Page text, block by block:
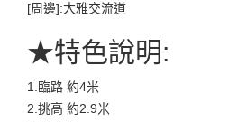
[周邊]:大雅交流道
★特色說明:
1.臨路 約4米
2.挑高 約2.9米